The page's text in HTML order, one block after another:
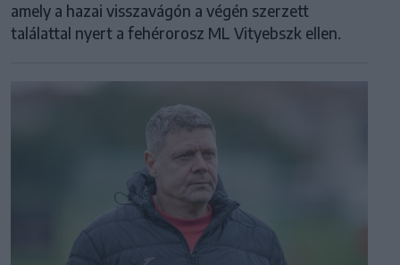
amely a hazai visszavágón a végén szerzett
találattal nyert a fehérorosz ML Vityebszk ellen.